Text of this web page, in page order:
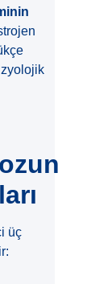
üç